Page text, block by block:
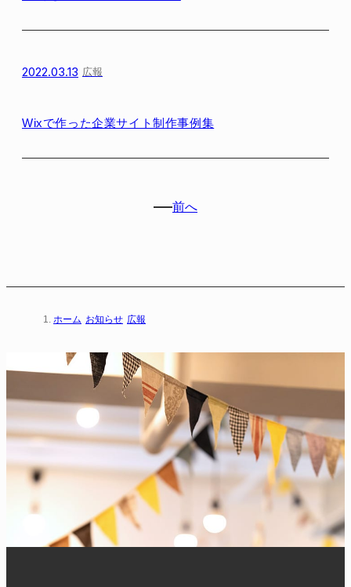
2022.03.13 広報
Wixで作った企業サイト制作事例集
前へ
ホーム お知らせ 広報